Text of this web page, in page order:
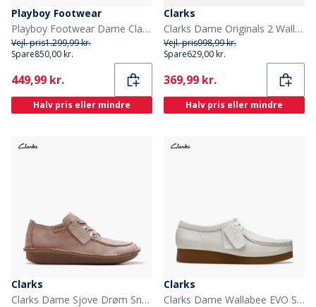
Playboy Footwear
Playboy Footwear Dame Claudine Sko Mørkebrun Læder Dk.Brown Leather
Vejl. pris1.299,99 kr.
Spare850,00 kr.
Current
449,99 kr.
Halv pris eller mindre
Clarks
Clarks Dame Originals 2 Wallabee D Sko 1219 Black Suede
Vejl. pris998,99 kr.
Spare629,00 kr.
Current
369,99 kr.
Halv pris eller mindre
Clarks
Clarks Dame Sjove Drøm Snørebånd Sko Light Pink Suede
Clarks
Clarks Dame Wallabee EVO Sko Off White Leather